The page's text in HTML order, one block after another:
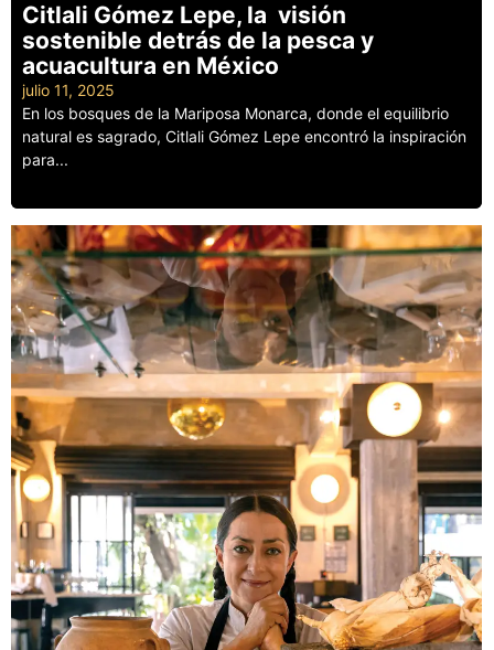
Citlali Gómez Lepe, la visión
sostenible detrás de la pesca y
acuacultura en México
julio 11, 2025
En los bosques de la Mariposa Monarca, donde el equilibrio
natural es sagrado, Citlali Gómez Lepe encontró la inspiración
para...